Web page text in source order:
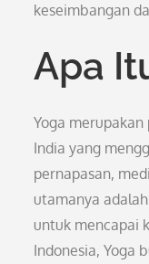
keseimbangan
Apa
Yoga
India yang
pernapasan,
utamanya
untuk mencapai
Indonesia, Yoga